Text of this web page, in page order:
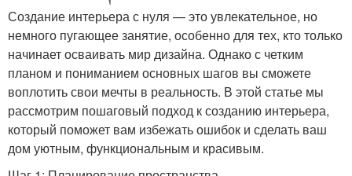
Создание интерьера с нуля — это увлекательное, но
немного пугающее занятие, особенно для тех, кто только
начинает осваивать мир дизайна. Однако с четким
планом и пониманием основных шагов вы сможете
воплотить свои мечты в реальность. В этой статье мы
рассмотрим пошаговый подход к созданию интерьера,
который поможет вам избежать ошибок и сделать ваш
дом уютным, функциональным и красивым.